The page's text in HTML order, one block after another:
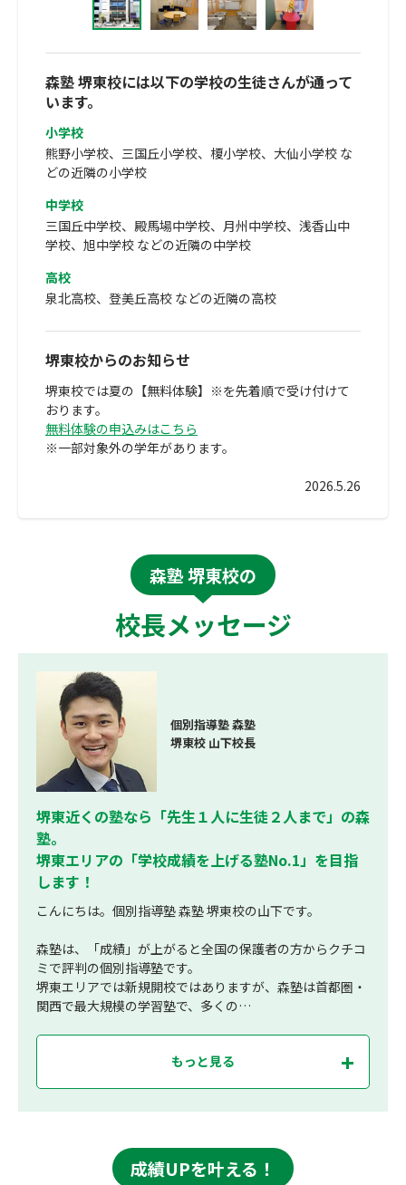
森塾 堺東校には以下の学校の生徒さんが通って
います。
小学校
熊野小学校、三国丘小学校、榎小学校、大仙小学校 な
どの近隣の小学校
中学校
三国丘中学校、殿馬場中学校、月州中学校、浅香山中
学校、旭中学校 などの近隣の中学校
高校
泉北高校、登美丘高校 などの近隣の高校
堺東校からのお知らせ
堺東校では夏の【無料体験】※を先着順で受け付けて
おります。
無料体験の申込みはこちら
※一部対象外の学年があります。
2026.5.26
森塾 堺東校の
校長メッセージ
個別指導塾 森塾
堺東校 山下校長
堺東近くの塾なら「先生１人に生徒２人まで」の森
塾。
堺東エリアの「学校成績を上げる塾No.1」を目指
します！
こんにちは。個別指導塾 森塾 堺東校の山下です。
森塾は、「成績」が上がると全国の保護者の方からクチコ
ミで評判の個別指導塾です。
堺東エリアでは新規開校ではありますが、森塾は首都圏・
関西で最大規模の学習塾で、多くの…
もっと見る
成績UPを叶える！